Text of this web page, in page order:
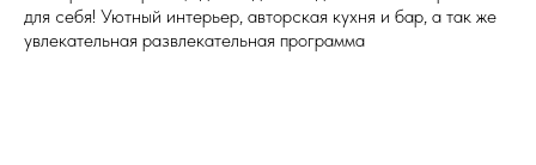
для себя! Уютный интерьер, авторская кухня и бар, а так же
увлекательная развлекательная программа